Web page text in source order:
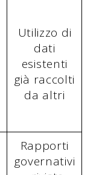
Utilizzo di
dati
esistenti
già raccolti
da altri
Rapporti
governativi